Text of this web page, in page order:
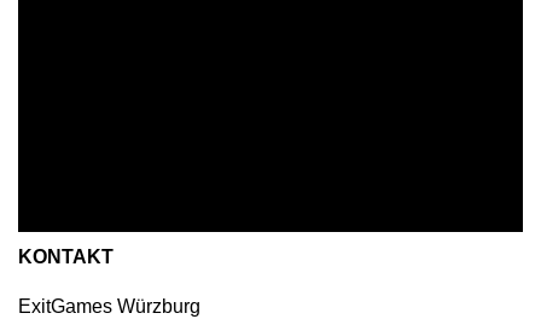
KONTAKT
ExitGames Würzburg